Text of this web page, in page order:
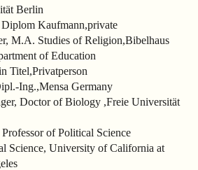
Berlin
Kaufmann,private
M.A. Studies of Religion,Bibelhaus
of Education
Titel,Privatperson
Ing.,Mensa Germany
Doctor of Biology ,Freie Universität
of Political Science
Science, University of California at